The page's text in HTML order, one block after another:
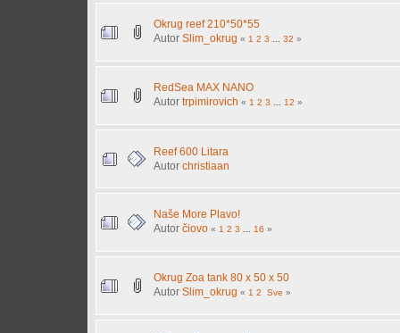
Okrug reef 210*50*55
Autor Slim_okrug « 1 2 3 32 »
RedSea MAX NANO
Autor trpimirovich « 1 2 3 12 »
Reef 600 Litara
Autor christiaan
Naše More Plavo!
Autor čiovo « 1 2 3 16 »
Okrug Zoa tank 80 x 50 x 50
Autor Slim_okrug « 1 2 Sve »